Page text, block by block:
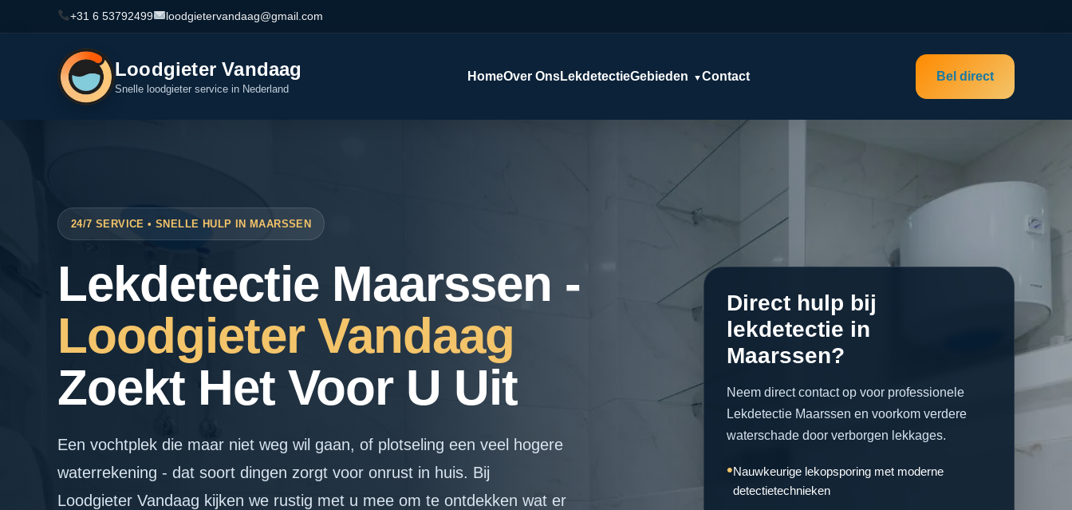
+31 6 53792499 loodgietervandaag@gmail.com
Loodgieter Vandaag
Snelle loodgieter service in Nederland
HomeOver OnsLekdetectieGebieden ▼Contact Bel direct
24/7 SERVICE • SNELLE HULP IN MAARSSEN
Lekdetectie Maarssen -
Loodgieter Vandaag
Zoekt Het Voor U Uit
Een vochtplek die maar niet weg wil gaan, of plotseling een veel hogere
waterrekening - dat soort dingen zorgt voor onrust in huis. Bij
Loodgieter Vandaag kijken we rustig met u mee om te ontdekken wat er
Direct hulp bij
lekdetectie in
Maarssen?
Neem direct contact op voor professionele
Lekdetectie Maarssen en voorkom verdere
waterschade door verborgen lekkages.
Nauwkeurige lekopsporing met moderne
detectietechnieken